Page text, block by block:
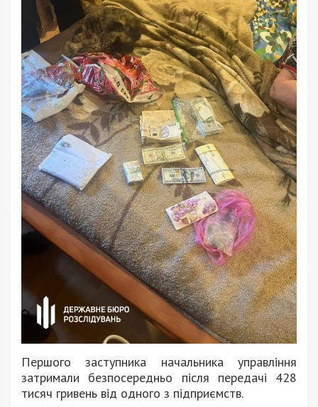
Першого заступника начальника управління
затримали безпосередньо після передачі 428
тисяч гривень від одного з підприємств.